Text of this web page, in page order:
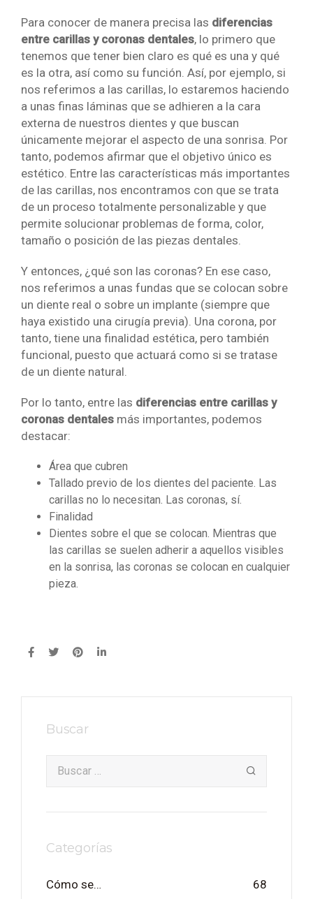
Para conocer de manera precisa las diferencias
entre carillas y coronas dentales, lo primero que
tenemos que tener bien claro es qué es una y qué
es la otra, así como su función. Así, por ejemplo, si
nos referimos a las carillas, lo estaremos haciendo
a unas finas láminas que se adhieren a la cara
externa de nuestros dientes y que buscan
únicamente mejorar el aspecto de una sonrisa. Por
tanto, podemos afirmar que el objetivo único es
estético. Entre las características más importantes
de las carillas, nos encontramos con que se trata
de un proceso totalmente personalizable y que
permite solucionar problemas de forma, color,
tamaño o posición de las piezas dentales.
Y entonces, ¿qué son las coronas? En ese caso,
nos referimos a unas fundas que se colocan sobre
un diente real o sobre un implante (siempre que
haya existido una cirugía previa). Una corona, por
tanto, tiene una finalidad estética, pero también
funcional, puesto que actuará como si se tratase
de un diente natural.
Por lo tanto, entre las diferencias entre carillas y
coronas dentales más importantes, podemos
destacar:
Área que cubren
Tallado previo de los dientes del paciente. Las
carillas no lo necesitan. Las coronas, sí.
Finalidad
Dientes sobre el que se colocan. Mientras que
las carillas se suelen adherir a aquellos visibles
en la sonrisa, las coronas se colocan en cualquier
pieza.
Buscar
Categorías
Cómo se… 68